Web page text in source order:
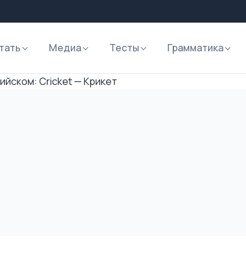
Медиа Тесты Грамматика
Cricket — Крикет